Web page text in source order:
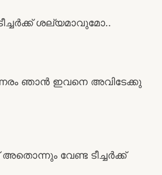
ശല്യമാവുമോ..
ഞാൻ ഇവനെ അവിടേക്കു
വേണ്ട ടീച്ചർക്ക്